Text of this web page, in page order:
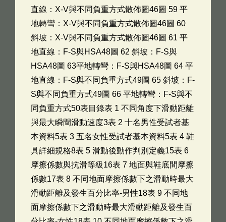
直線：X-V與不同負重方式散佈圖46圖 59 平
地轉彎：X-V與不同負重方式散佈圖46圖 60
斜坡：X-V與不同負重方式散佈圖46圖 61 平
地直線：F-S與HSA48圖 62 斜坡：F-S與
HSA48圖 63平地轉彎：F-S與HSA48圖 64 平
地直線：F-S與不同負重方式49圖 65 斜坡：F-
S與不同負重方式49圖 66 平地轉彎：F-S與不
同負重方式50表目錄表 1 不同角度下滑動距離
與最大瞬間滑動速度3表 2 十名男性受試者基
本資料5表 3 五名女性受試者基本資料5表 4 鞋
具詳細規格8表 5 滑動後動作判別定義15表 6
摩擦係數與抗滑等級16表 7 地面與鞋底間摩擦
係數17表 8 不同地面摩擦係數下之滑動時最大
滑動距離及發生百分比率-男性18表 9 不同地
面摩擦係數下之滑動時最大滑動距離及發生百